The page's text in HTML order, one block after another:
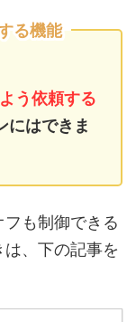
る機能
う依頼する
にはできま
も制御できる
、下の記事を